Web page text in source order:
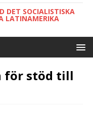
DET SOCIALISTISKA
LATINAMERIKA
för stöd till